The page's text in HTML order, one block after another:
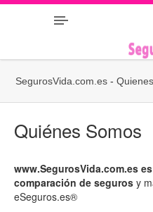
SegurosVida.com.es -
Quiénes Somos
www.SegurosVida.com.es
comparación de seguros y
eSeguros.es®